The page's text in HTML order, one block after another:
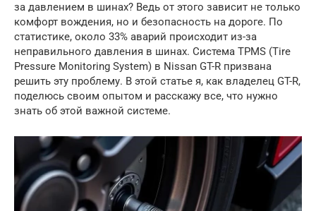
за давлением в шинах? Ведь от этого зависит не только
комфорт вождения, но и безопасность на дороге. По
статистике, около 33% аварий происходит из-за
неправильного давления в шинах. Система TPMS (Tire
Pressure Monitoring System) в Nissan GT-R призвана
решить эту проблему. В этой статье я, как владелец GT-R,
поделюсь своим опытом и расскажу все, что нужно
знать об этой важной системе.